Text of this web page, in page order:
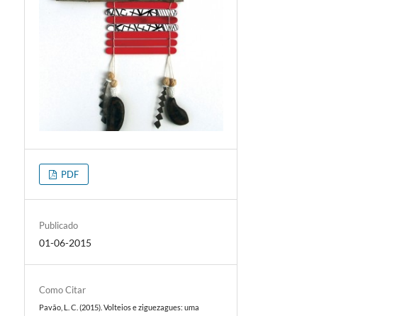
PDF
Publicado
01-06-2015
Como Citar
Pavão, L. C. (2015). Volteios e ziguezagues: uma